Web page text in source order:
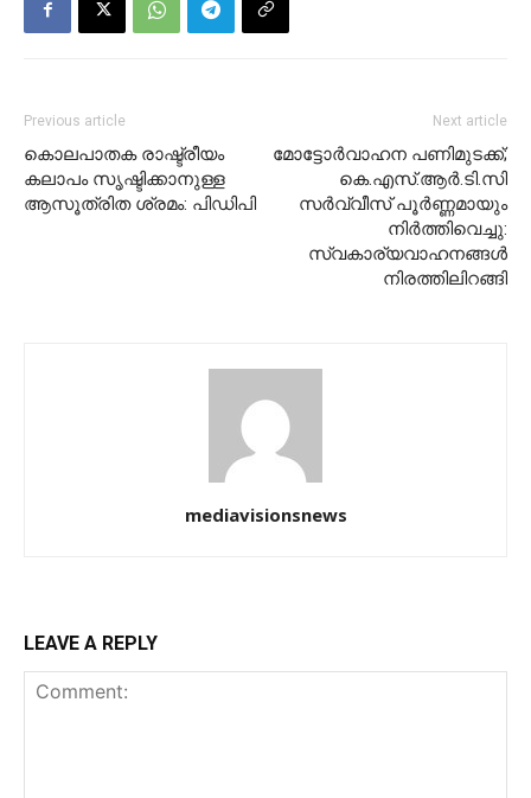
Previous article
കൊലപാതക രാഷ്ട്രീയം
കലാപം സൃഷ്ടിക്കാനുള്ള
ആസൂത്രിത ശ്രമം: പിഡിപി
Next article
മോട്ടോര്‍വാഹന പണിമുടക്ക്;
കെ.എസ്.ആര്‍.ടി.സി
സര്‍വ്വീസ് പൂര്‍ണ്ണമായും
നിര്‍ത്തിവെച്ചു:
സ്വകാര്യവാഹനങ്ങള്‍
നിരത്തിലിറങ്ങി
mediavisionsnews
LEAVE A REPLY